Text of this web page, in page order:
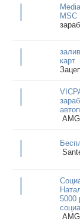
MSC
карт
AMG
5000
AMG